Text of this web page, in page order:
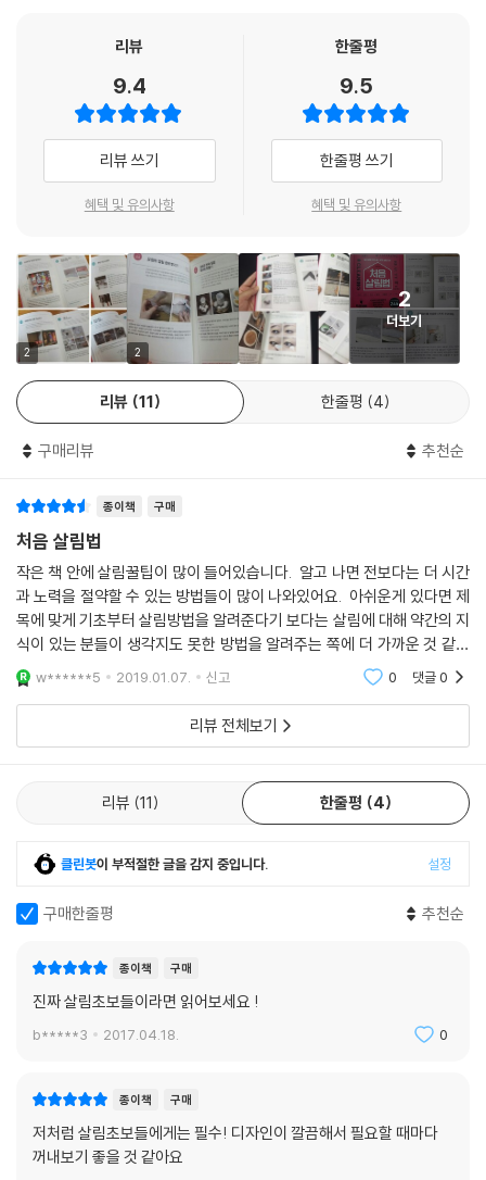
1 청소의 순서
3 벽지에 묻은 얼룩 지우는 3가지 방법
4 욕실 청소하기
5 변기 청소하기
7 욕실 실리콘 & 타일 곰팡이 제거 및 예방법
8 욕실 천장 곰팡이균 없애는 법
9 유리창에 묻은 페인트 지우기
10 세면대 청소하기
11 세탁기 내부 청소하기
12 유리창 쉽게 닦기
13 스위치 주변에 묻은 손때 닦기
14 창틀 쉽게 청소하기
16 카펫에 흘린 음료 자국 지우기
18 베란다 바닥 청소하기
19 가스레인지 청소하기
20 하수구 청소하기
21 음식 거름망 점액 방지법
22 뿌옇게 변한 유리컵을 새 것처럼 닦는 2가지 방법
23 전자레인지 청소하기
24 주방 벽 기름때 빼기
25 프라이팬 기름기 제거하기
27 플라스틱 용기 냄새 없애기 & 그릇 빨리 말리기
28 버리는 식재료로 냉장고 냄새 잡기
30 수도꼭지 물때 청소하기
32 식초로 보온병 세척하기
34 입구가 좁은 유리병 & 믹서 세척하기
35 바닥에 묻은 크레용 지우는 3가지 방법
37 겹친 식기 분리하기
39 그릴에 밴 냄새 없애기
40 찻잔의 때 말끔히 없애기
41 행주와 수세미 살균하기
살림 무식자 맞춤형 simple & easy 생활 정보
이 전혀 없는 신혼부부는 물론이고, 혼자 사는 학생이나 직장인 등도 쉽게
따라해 볼 수 있다. 직접 해보니 소문과는 달리 효과가 별로인 경우도 있고,
“진짜 저렇게 되겠어?” 하며 반신반의한 채 시험해봤는데 의외로 효과 만
점인 생활 정보도 있었던 저자의 경험과 검증을 바탕으로 추천하는 내용들
이라 초보들도 믿고 시도해볼 만하다. 책 뒤편에는 ‘재료별 인덱스’가 보너
해보고 싶을 때 유용하게 활용할 수 있다. 어떤 것부터 따라 해볼지 그래도
고민이라면 각 내용마다 ‘일본아줌마’가 매긴 ‘돈 절약’ ‘시간 절약’ ‘추천도’
별점을 참고해 내가 원하는 포인트를 찾아 선택하면 된다.
리뷰
9.4
리뷰 쓰기
혜택 및 유의사항
한줄평
9.5
한줄평 쓰기
혜택 및 유의사항
2 2
2
더보기
리뷰 11 한줄평 4
구매리뷰 추천순
종이책 구매
처음 살림법
작은 책 안에 살림꿀팁이 많이 들어있습니다. 알고 나면 전보다는 더 시간
과 노력을 절약할 수 있는 방법들이 많이 나와있어요. 아쉬운게 있다면 제
목에 맞게 기초부터 살림방법을 알려준다기 보다는 살림에 대해 약간의 지
식이 있는 분들이 생각지도 못한 방법을 알려주는 쪽에 더 가까운 것 같아
요. 그리고 양파껍질 벗기는데 전자렌지 2분 돌리라고 하는데, 집에서 따
라해보니 양
w******5 2019.01.07. 신고 0 댓글0
리뷰 전체보기
리뷰 11 한줄평 4
클린봇이 부적절한 글을 감지 중입니다. 설정
구매한줄평 추천순
종이책 구매
진짜 살림초보들이라면 읽어보세요 !
b*****3 2017.04.18. 0
종이책 구매
저처럼 살림초보들에게는 필수! 디자인이 깔끔해서 필요할 때마다
꺼내보기 좋을 것 같아요